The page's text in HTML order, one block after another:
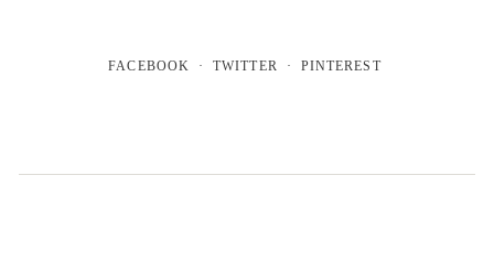
FACEBOOK TWITTER PINTEREST